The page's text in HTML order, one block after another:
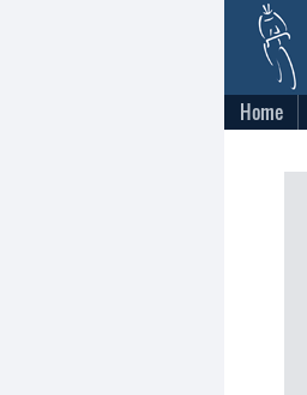
Home